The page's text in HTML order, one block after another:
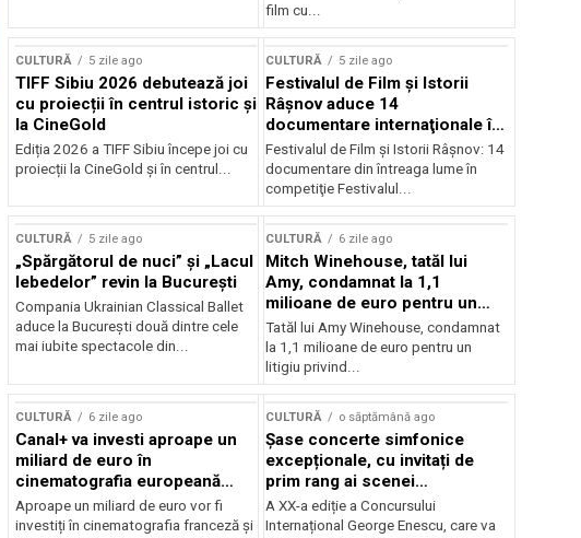
film cu...
CULTURĂ 5 zile ago
TIFF Sibiu 2026 debutează joi
cu proiecții în centrul istoric și
la CineGold
Ediția 2026 a TIFF Sibiu începe joi cu
proiecții la CineGold și în centrul...
CULTURĂ 5 zile ago
Festivalul de Film şi Istorii
Râşnov aduce 14
documentare internaţionale în
premieră
Festivalul de Film şi Istorii Râşnov: 14
documentare din întreaga lume în
competiţie Festivalul...
CULTURĂ 5 zile ago
„Spărgătorul de nuci” și „Lacul
lebedelor” revin la București
Compania Ukrainian Classical Ballet
aduce la București două dintre cele
mai iubite spectacole din...
CULTURĂ 6 zile ago
Mitch Winehouse, tatăl lui
Amy, condamnat la 1,1
milioane de euro pentru un
litigiu pierdut
Tatăl lui Amy Winehouse, condamnat
la 1,1 milioane de euro pentru un
litigiu privind...
CULTURĂ 6 zile ago
Canal+ va investi aproape un
miliard de euro în
cinematografia europeană
până în 2032
Aproape un miliard de euro vor fi
investiți în cinematografia franceză și
CULTURĂ o săptămână ago
Șase concerte simfonice
excepționale, cu invitați de
prim rang ai scenei
internaționale și ansambluri
orchestrale românești de
A XX-a ediție a Concursului
Internațional George Enescu, care va